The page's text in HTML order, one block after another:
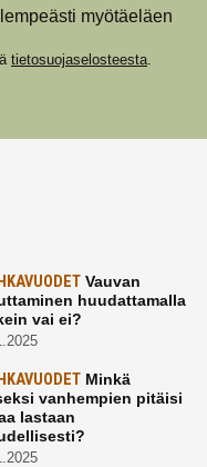
myötäeläen
tietosuojaselosteesta
Vauvan
huudattamalla
vai ei?
Minkä
vanhempien pitäisi
lastaan